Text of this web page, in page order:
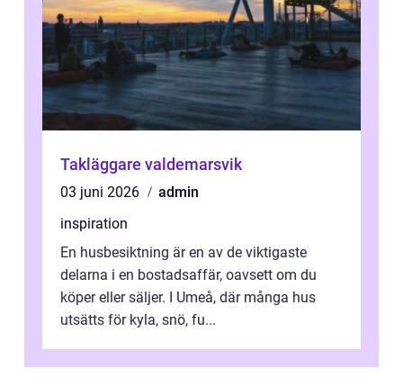
Takläggare valdemarsvik
03 juni 2026
admin
inspiration
En husbesiktning är en av de viktigaste
delarna i en bostadsaffär, oavsett om du
köper eller säljer. I Umeå, där många hus
utsätts för kyla, snö, fu...